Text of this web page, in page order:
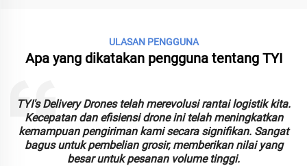
ULASAN PENGGUNA
Apa yang dikatakan pengguna tentang TYI
TYI's Delivery Drones telah merevolusi rantai logistik kita.
Kecepatan dan efisiensi drone ini telah meningkatkan
kemampuan pengiriman kami secara signifikan. Sangat
bagus untuk pembelian grosir, memberikan nilai yang
besar untuk pesanan volume tinggi.